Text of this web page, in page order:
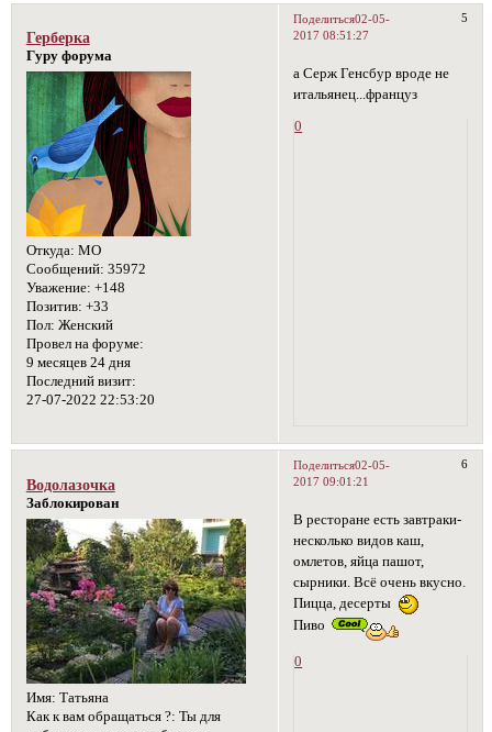
Поделиться 5
02-05-
2017 08:51:27
Герберка
Гуру форума
Откуда: МО
Сообщений: 35972
Уважение: +148
Позитив: +33
Пол: Женский
Провел на форуме:
9 месяцев 24 дня
Последний визит:
27-07-2022 22:53:20
а Серж Генсбур вроде не
итальянец...француз
0
Поделиться 6
02-05-
2017 09:01:21
Водолазочка
Заблокирован
Имя: Татьяна
Как к вам обращаться ?: Ты для
В ресторане есть завтраки-
несколько видов каш,
омлетов, яйца пашот,
сырники. Всё очень вкусно.
Пицца, десерты
Пиво
0